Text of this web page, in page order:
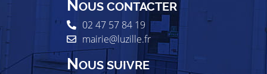
NOUS CONTACTER
02 47 57 84 19
mairie@luzille.fr
NOUS SUIVRE